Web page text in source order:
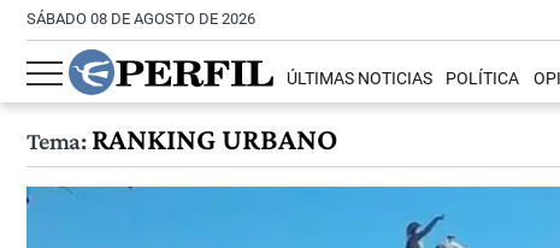
SÁBADO 08 DE AGOSTO DE 2026
ÚLTIMAS NOTICIAS POLÍTICA
Tema:RANKING URBANO